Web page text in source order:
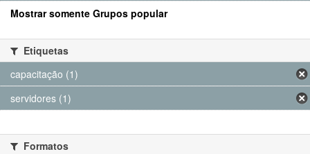
Mostrar somente Grupos popular
Etiquetas
capacitação (1)
servidores (1)
Formatos